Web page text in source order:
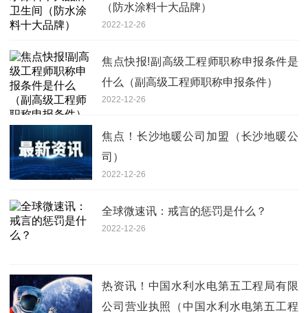
（防水涂料十大品牌）
2022-12-26
焦点快报!副高级工程师职称申报条件是
什么（副高级工程师职称申报条件）
2022-12-26
焦点！长沙地暖公司加盟（长沙地暖公
司）
2022-12-26
全球微速讯：戒言的惩罚是什么？
2022-12-26
热资讯！中国水利水电第五工程局有限
公司营业执照（中国水利水电第五工程